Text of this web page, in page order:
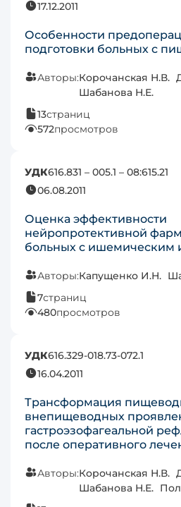
17.12.2011
Особенности
подготовки больных с
Авторы:Корочанская Н.В.
Шабанова Н.Е.
13страниц
572просмотров
УДК616.831 – 005.1 – 08:615.21
06.08.2011
Оценка эффективности
нейропротективной
больных с ишемическим
Авторы:Капущенко И.Н.
7страниц
480просмотров
УДК616.329-018.73-072.1
16.04.2011
Трансформация
внепищеводных
гастроэзофагеальной
после оперативного
Авторы:Корочанская Н.В.
Шабанова Н.Е.